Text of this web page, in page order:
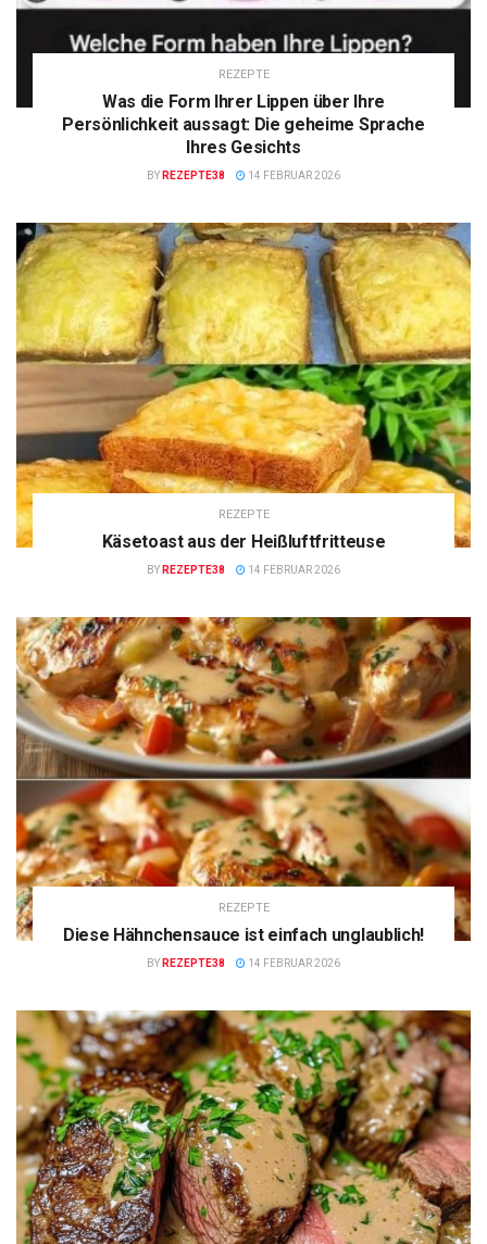
REZEPTE
Was die Form Ihrer Lippen über Ihre
Persönlichkeit aussagt: Die geheime Sprache
Ihres Gesichts
BY REZEPTE38 14 FEBRUAR 2026
REZEPTE
Käsetoast aus der Heißluftfritteuse
BY REZEPTE38 14 FEBRUAR 2026
REZEPTE
Diese Hähnchensauce ist einfach unglaublich!
BY REZEPTE38 14 FEBRUAR 2026